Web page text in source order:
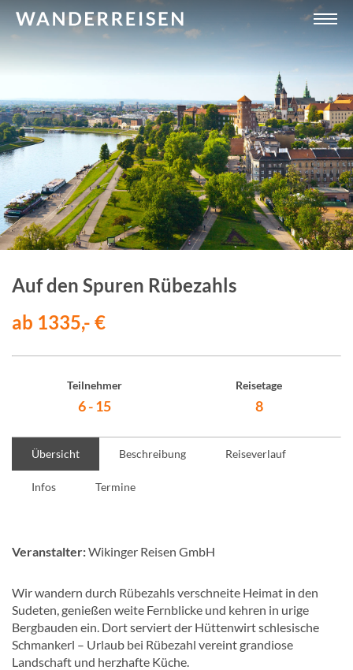
Auf den Spuren Rübezahls
ab 1335,- €
Teilnehmer
6 - 15
Reisetage
8
Übersicht Beschreibung Reiseverlauf
Infos Termine
Veranstalter:Wikinger Reisen GmbH
Wir wandern durch Rübezahls verschneite Heimat in den
Sudeten, genießen weite Fernblicke und kehren in urige
Bergbauden ein. Dort serviert der Hüttenwirt schlesische
Schmankerl – Urlaub bei Rübezahl vereint grandiose
Landschaft und herzhafte Küche.